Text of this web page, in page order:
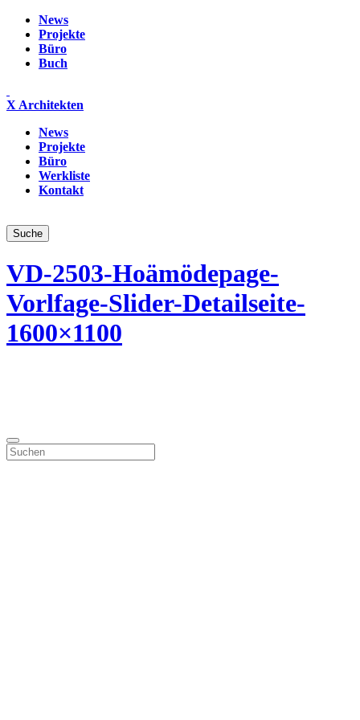
News
Projekte
Büro
Buch
X Architekten
News
Projekte
Büro
Werkliste
Kontakt
VD-2503-Hoämödepage-
Vorlfage-Slider-Detailseite-
1600×1100